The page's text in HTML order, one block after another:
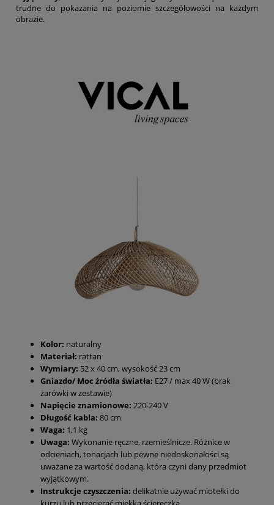
trudne do pokazania na poziomie szczegółowości na każdym
obrazie.
Kolor: naturalny
Materiał: rattan
Wymiary: 52 x 40 cm, wysokość 23 cm
Gniazdo/ Moc źródła światła: E27 / max 40 W (brak
żarówki w zestawie)
Napięcie znamionowe: 220-240 V
Długość kabla: 80 cm
Waga: 1,1 kg
Uwaga: Wykonanie ręczne, rzemieślnicze. Różnice w
odcieniach, tonacjach lub pewne niedoskonałości są
uważane za wartość dodaną, która czyni dany przedmiot
wyjątkowym.
Instrukcje czyszczenia: delikatnie używać miotełki do